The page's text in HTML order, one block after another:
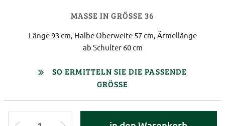
MASSE IN GRÖSSE 36
Länge 93 cm, Halbe Oberweite 57 cm, Ärmellänge
ab Schulter 60 cm
SO ERMITTELN SIE DIE PASSENDE
GRÖSSE